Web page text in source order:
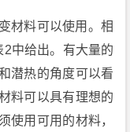
材料可以使用。相
中给出。有大量的
潜热的角度可以看
料可以具有理想的
使用可用的材料，